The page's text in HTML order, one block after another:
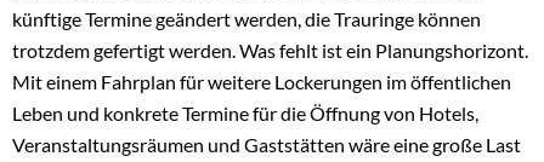
künftige Termine geändert werden, die Trauringe können
trotzdem gefertigt werden. Was fehlt ist ein Planungshorizont.
Mit einem Fahrplan für weitere Lockerungen im öffentlichen
Leben und konkrete Termine für die Öffnung von Hotels,
Veranstaltungsräumen und Gaststätten wäre eine große Last